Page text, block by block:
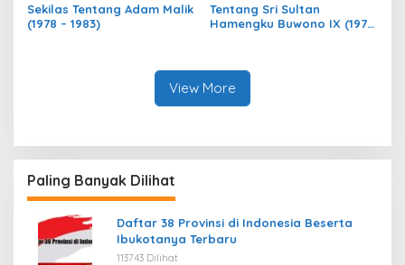
Sekilas Tentang Adam Malik
(1978 – 1983)
Tentang Sri Sultan
Hamengku Buwono IX (1973
View More
Paling Banyak Dilihat
Daftar 38 Provinsi di Indonesia Beserta
Ibukotanya Terbaru
113743 Dilihat